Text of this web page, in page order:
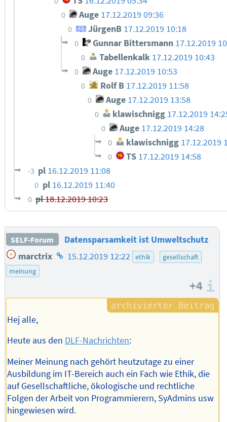
0 Auge 17.12.2019 09:36
0 JürgenB 17.12.2019 10:18
0 Gunnar Bittersmann 17.12.2019
0 Tabellenkalk 17.12.2019 10:43
0 Auge 17.12.2019 10:53
0 Rolf B 17.12.2019 11:58
0 Auge 17.12.2019 13:58
0 klawischnigg 17.12.2019
0 Auge 17.12.2019 14:28
0 klawischnigg 17.12.2019
0 TS 17.12.2019 14:58
-3 pl 16.12.2019 11:08
0 pl 16.12.2019 11:40
0 pl18.12.2019 10:23
SELF-Forum
Datensparsamkeit ist Umweltschutz
marctrix Homepage
15.12.2019 12:22 ethik
gesellschaft
meinung
+4
Hej alle,
Heute aus den DLF-Nachrichten:
Meiner Meinung nach gehört heutzutage zu einer
Ausbildung im IT-Bereich auch ein Fach wie Ethik, die
auf Gesellschaftliche, ökologische und rechtliche
Folgen der Arbeit von Programmierern, SyAdmins usw
hingewiesen wird.